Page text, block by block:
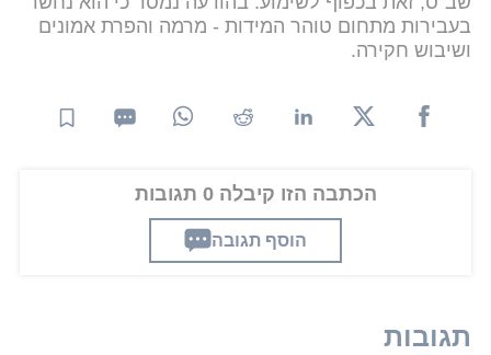
בעבירות מתחום טוהר המידות - מרמה והפרת אמונים
ושיבוש חקירה.
הכתבה הזו קיבלה 0 תגובות
הוסף תגובה
תגובות